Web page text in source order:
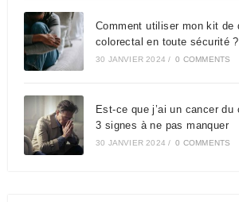
Comment utiliser mon kit de
colorectal en toute sécurité ?
30 JANVIER 2024 / 0 COMMENTS
Est-ce que j’ai un cancer du
3 signes à ne pas manquer
30 JANVIER 2024 / 0 COMMENTS